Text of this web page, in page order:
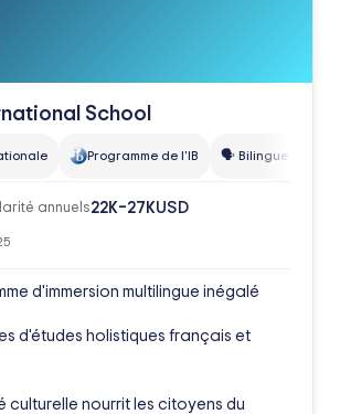
School
Programme de l'IB 🗣️ Bilingue
annuels22K–27KUSD
d'immersion multilingue inégalé
d'études holistiques français et
culturelle nourrit les citoyens du